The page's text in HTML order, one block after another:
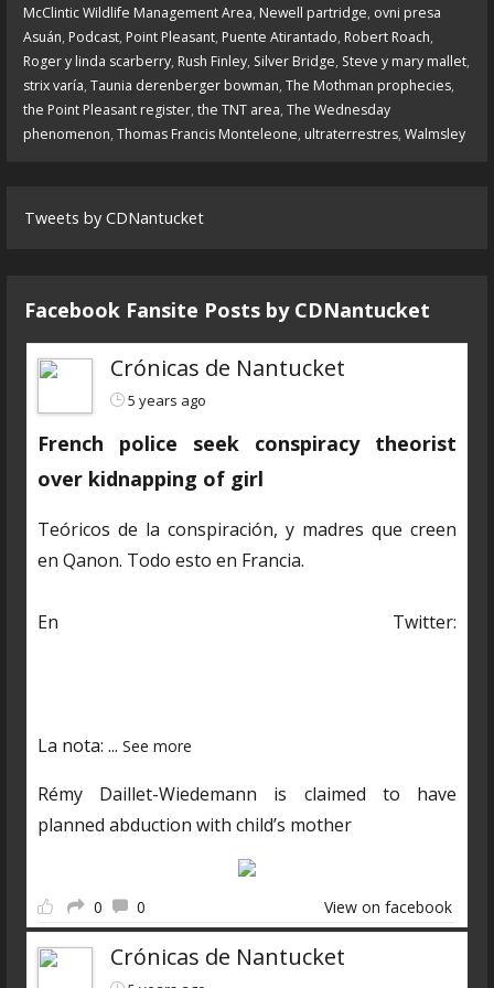
McClintic Wildlife Management Area, Newell partridge, ovni presa
Asuán, Podcast, Point Pleasant, Puente Atirantado, Robert Roach,
Roger y linda scarberry, Rush Finley, Silver Bridge, Steve y mary mallet,
strix varía, Taunia derenberger bowman, The Mothman prophecies,
the Point Pleasant register, the TNT area, The Wednesday
phenomenon, Thomas Francis Monteleone, ultraterrestres, Walmsley
Tweets by CDNantucket
Facebook Fansite Posts by ‎CDNantucket
Crónicas de Nantucket
5 years ago
French police seek conspiracy theorist
over kidnapping of girl
Teóricos de la conspiración, y madres que creen
en Qanon. Todo esto en Francia.
En Twitter:
La nota: ... See more
Rémy Daillet-Wiedemann is claimed to have
planned abduction with child’s mother
0 0 View on facebook
Crónicas de Nantucket